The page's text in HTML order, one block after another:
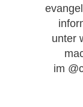
unter
im